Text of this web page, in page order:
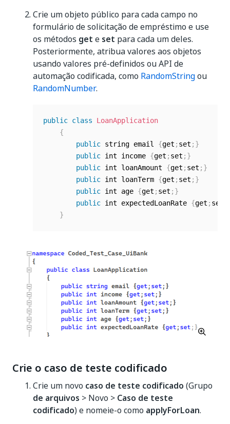
Crie um objeto público para cada campo no
formulário de solicitação de empréstimo e use
os métodos get e set para cada um deles.
Posteriormente, atribua valores aos objetos
usando valores pré-definidos ou API de
automação codificada, como RandomStringou
RandomNumber.
public class
LoanApplication
{
public string email {get ; set ; }
public int income {get ; set ; }
public int loanAmount {get ; set ; }
public int loanTerm {get ; set ; }
public int age {get ; set ; }
public int expectedLoanRate {get ; set
}
Crie o caso de teste codificado
Crie um novo caso de teste codificado (Grupo
de arquivos > Novo > Caso de teste
codificado) e nomeie-o como applyForLoan.